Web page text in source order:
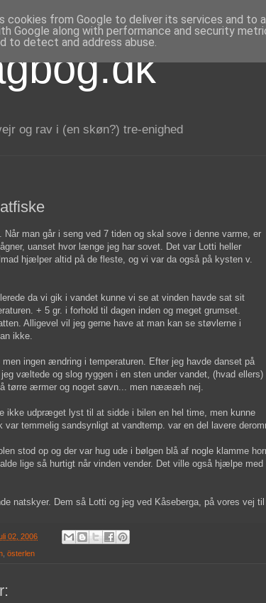
og rav i (en skøn?) tre-enighed
man går i seng ved 7 tiden og skal sove i denne varme, er
uanset hvor længe jeg har sovet. Det var Lotti heller
hjælper altid på de fleste, og vi var da også på kysten v.
da vi gik i vandet kunne vi se at vinden havde sat sit
+ 5 gr. i forhold til dagen inden og meget grumset.
Alligevel vil jeg gerne have at man kan se støvlerne i
ikke.
ingen ændring i temperaturen. Efter jeg havde danset på
væltede og slog ryggen i en sten under vandet, (hvad ellers)
tørre ærmer og noget søvn... men næææh nej.
ikke udpræget lyst til at sidde i bilen en hel time, men kunne
temmelig sandsynligt at vandtemp. var en del lavere
stod op og der var hug ude i bølgen blå af nogle klamme
lige så hurtigt når vinden vender. Det ville også hjælpe
natskyer. Dem så Lotti og jeg ved Kåseberga, på vores vej
02, 2006
, österlen
cookies from Google to deliver its services and to
Google along with performance and security
to detect and address abuse.